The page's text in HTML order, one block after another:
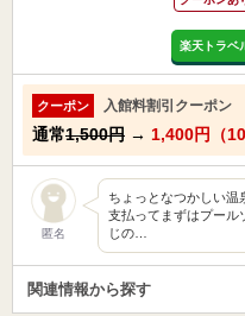
楽天トラベ
クーポン 入館料割引クーポン
通常1,500円 → 1,400円（
匿名
ちょっとなつかしい温
支払ってまずはプール
じの…
関連情報から探す